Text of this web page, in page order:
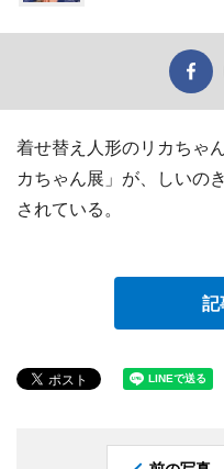
着せ替え人形のリカちゃ
カちゃん展」が、しいの
されている。
記